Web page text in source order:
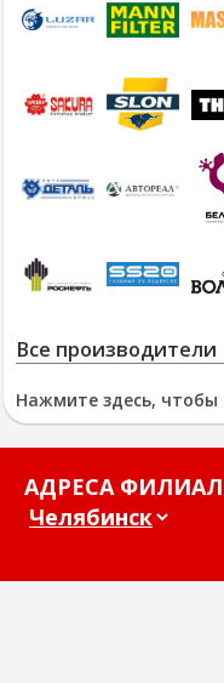
Все производители
Нажмите здесь, чтобы
АДРЕСА